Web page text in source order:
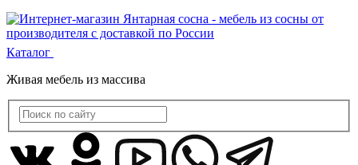
Каталог
Живая мебель из массива